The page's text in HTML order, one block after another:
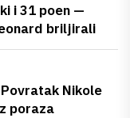
i 31 poen —
briljirali
Nikole
poraza